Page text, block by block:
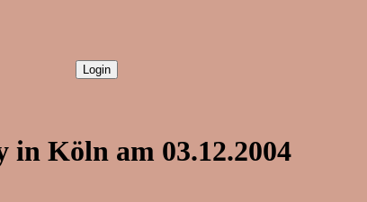
in Köln am 03.12.2004